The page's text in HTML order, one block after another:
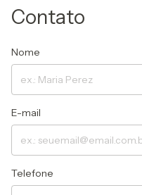
Contato
Nome
E-mail
Telefone